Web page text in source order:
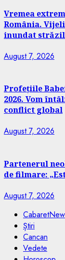
Vremea
România.
inundat
August 7, 2026
Profețiile
2026. Vom
conflict global
August 7, 2026
Partenerul
de filmare:
August 7, 2026
Știri
Cancan
Vedete